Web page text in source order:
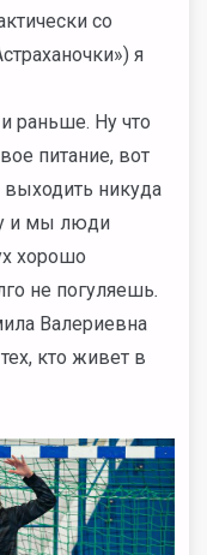
со
я
раньше. Ну что
питание, вот
выходить никуда
и мы люди
хорошо
не погуляешь.
Валериевна
кто живет в